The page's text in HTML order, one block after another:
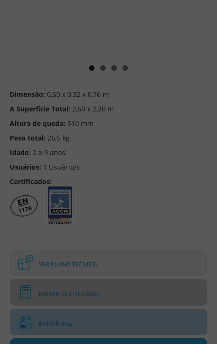
Dimensão: 0,60 x 0,32 x 0,76 m
A Superfície Total: 2,60 x 2,20 m
Altura de queda: 510 mm
Peso total: 26,5 kg
Idade: 2 a 9 anos
Usuários: 1 Usuário/s
Certificados:
VER PLANO TÉCNICO
BAIXAR CERTIFICADO
BAIXAR dwg